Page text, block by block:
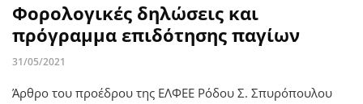
Φορολογικές δηλώσεις και
πρόγραμμα επιδότησης παγίων
31/05/2021
Άρθρο του προέδρου της ΕΛΦΕΕ Ρόδου Σ. Σπυρόπουλου